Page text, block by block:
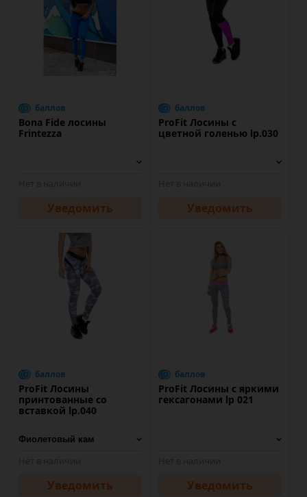
баллов
Bona Fide лосины
Frintezza
Уведомить
баллов
ProFit Лосины с
цветной голенью lp.030
Уведомить
баллов
ProFit Лосины
принтованные со
вставкой lp.040
Уведомить
баллов
ProFit Лосины с яркими
гексагонами lp 021
Уведомить